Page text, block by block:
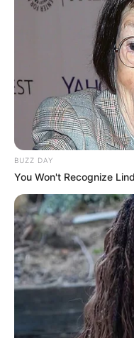
Jadwal Tayang: 19
Masa Tayang: –
BUZZ DAY
You Won't Recognize